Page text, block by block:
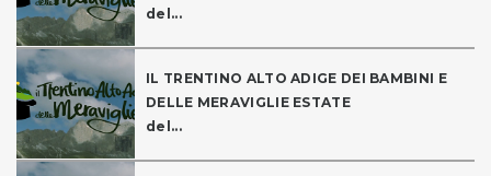
del...
IL TRENTINO ALTO ADIGE DEI BAMBINI E
DELLE MERAVIGLIE ESTATE
del...